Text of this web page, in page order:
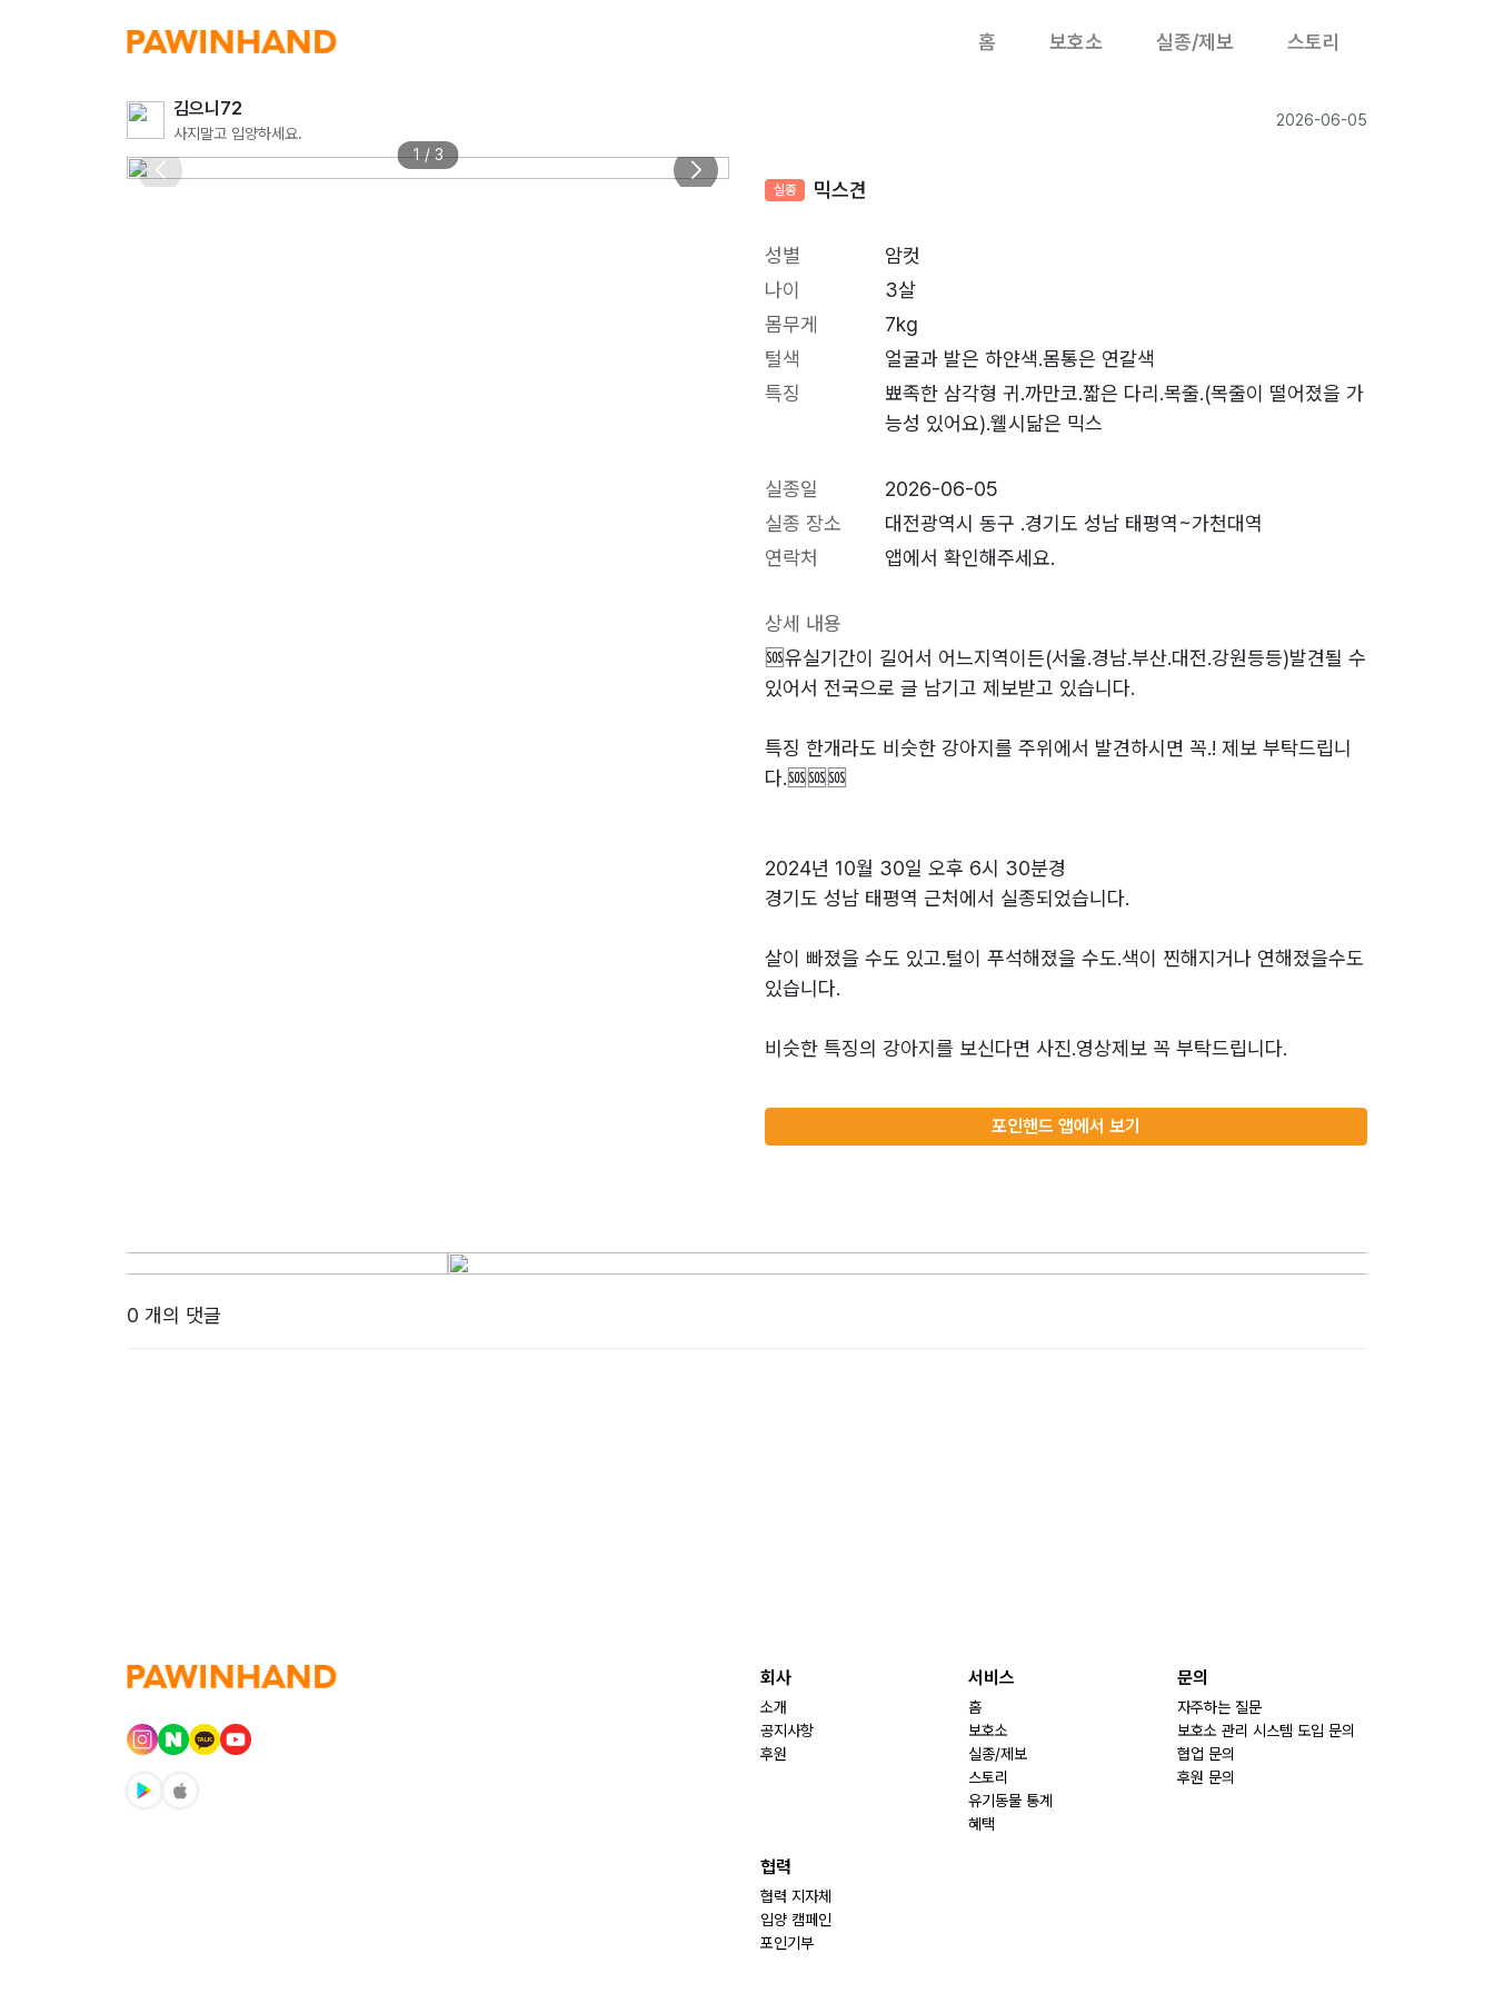
홈 보호소 실종/제보 스토리
김으니72
사지말고 입양하세요.
2026-06-05
1 / 3
실종 믹스견
성별
암컷
나이
3살
몸무게
7kg
털색
얼굴과 발은 하얀색.몸통은 연갈색
특징
뾰족한 삼각형 귀.까만코.짧은 다리.목줄.(목줄이 떨어졌을 가
능성 있어요).웰시닮은 믹스
실종일
2026-06-05
실종 장소
대전광역시 동구 .경기도 성남 태평역~가천대역
연락처
앱에서 확인해주세요.
상세 내용
🆘️유실기간이 길어서 어느지역이든(서울.경남.부산.대전.강원등등)발견될 수
있어서 전국으로 글 남기고 제보받고 있습니다.
특징 한개라도 비슷한 강아지를 주위에서 발견하시면 꼭.! 제보 부탁드립니
다.🆘️🆘️🆘️
2024년 10월 30일 오후 6시 30분경
경기도 성남 태평역 근처에서 실종되었습니다.
살이 빠졌을 수도 있고.털이 푸석해졌을 수도.색이 찐해지거나 연해졌을수도
있습니다.
비슷한 특징의 강아지를 보신다면 사진.영상제보 꼭 부탁드립니다.
포인핸드 앱에서 보기
0 개의 댓글
회사
소개
공지사항
후원
서비스
홈
보호소
실종/제보
스토리
유기동물 통계
혜택
문의
자주하는 질문
보호소 관리 시스템 도입 문의
협업 문의
후원 문의
협력
협력 지자체
입양 캠페인
포인기부